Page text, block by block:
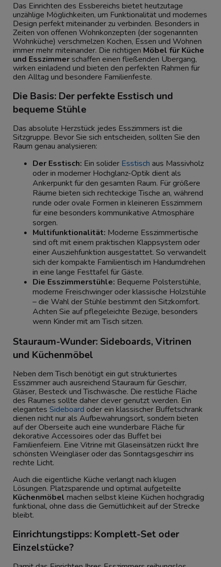
Das Einrichten des Essbereichs bietet heutzutage
unzählige Möglichkeiten, um Funktionalität und modernes
Design perfekt miteinander zu verbinden. Besonders in
Zeiten von offenen Wohnkonzepten (der sogenannten
Wohnküche) verschmelzen Kochen, Essen und Wohnen
immer mehr miteinander. Die richtigen Möbel für Küche
und Esszimmerschaffen einen fließenden Übergang,
wirken einladend und bieten den perfekten Rahmen für
den Alltag und besondere Familienfeste.
Die Basis: Der perfekte Esstisch und
bequeme Stühle
Das absolute Herzstück jedes Esszimmers ist die
Sitzgruppe. Bevor Sie sich entscheiden, sollten Sie den
Raum genau analysieren:
Der Esstisch: Ein solider Esstisch aus Massivholz
oder in moderner Hochglanz-Optik dient als
Ankerpunkt für den gesamten Raum. Für größere
Räume bieten sich rechteckige Tische an, während
runde oder ovale Formen in kleineren Esszimmern
für eine besonders kommunikative Atmosphäre
sorgen.
Multifunktionalität: Moderne Esszimmertische
sind oft mit einem praktischen Klappsystem oder
einer Ausziehfunktion ausgestattet. So verwandelt
sich der kompakte Familientisch im Handumdrehen
in eine lange Festtafel für Gäste.
Die Esszimmerstühle: Bequeme Polsterstühle,
moderne Freischwinger oder klassische Holzstühle
– die Wahl der Stühle bestimmt den Sitzkomfort.
Achten Sie auf pflegeleichte Bezüge, besonders
wenn Kinder mit am Tisch sitzen.
Stauraum-Wunder: Sideboards, Vitrinen
und Küchenmöbel
Neben dem Tisch benötigt ein gut strukturiertes
Esszimmer auch ausreichend Stauraum für Geschirr,
Gläser, Besteck und Tischwäsche. Die restliche Fläche
des Raumes sollte daher clever genutzt werden. Ein
elegantes Sideboard oder ein klassischer Buffetschrank
dienen nicht nur als Aufbewahrungsort, sondern bieten
auf der Oberseite auch eine wunderbare Fläche für
dekorative Accessoires oder das Buffet bei
Familienfeiern. Eine Vitrine mit Glaseinsätzen rückt Ihre
schönsten Weingläser oder das Sonntagsgeschirr ins
rechte Licht.
Auch die eigentliche Küche verlangt nach klugen
Lösungen. Platzsparende und optimal aufgeteilte
Küchenmöbel machen selbst kleine Küchen hochgradig
funktional, ohne dass die Gemütlichkeit auf der Strecke
bleibt.
Einrichtungstipps: Komplett-Set oder
Einzelstücke?